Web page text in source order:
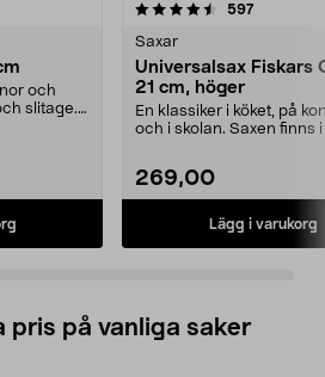
och
slitage.
597
Saxar
Universalsax Fiskars
21 cm, höger
En klassiker i köket, på
och i skolan. Saxen finns
269,00
Lägg i varukorg
4.5 av 5 stjärnor
pris på vanliga saker